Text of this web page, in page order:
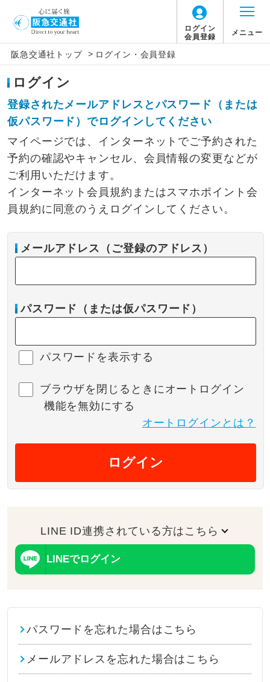
ログイン
会員登録
メニュー
阪急交通社トップ > ログイン・会員登録
ログイン
登録されたメールアドレスとパスワード（または
仮パスワード）でログインしてください
マイページでは、インターネットでご予約された
予約の確認やキャンセル、会員情報の変更などが
ご利用いただけます。
インターネット会員規約またはスマホポイント会
員規約に同意のうえログインしてください。
メールアドレス（ご登録のアドレス）
パスワード（または仮パスワード）
パスワードを表示する
ブラウザを閉じるときにオートログイン
機能を無効にする
オートログインとは？
ログイン
LINE ID連携されている方はこちら
LINEでログイン
パスワードを忘れた場合はこちら
メールアドレスを忘れた場合はこちら